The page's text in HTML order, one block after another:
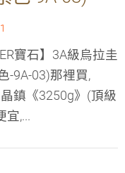
寶石】3A級烏拉圭
-9A-03)那裡買,
鎮《3250g》(頂級
宜,...